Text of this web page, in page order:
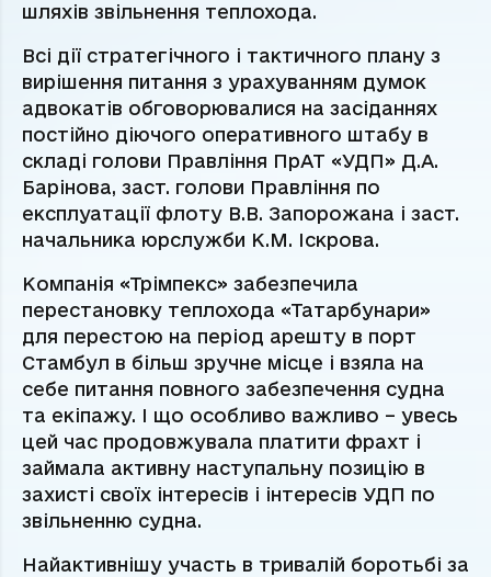
шляхів звільнення теплохода.
Всі дії стратегічного і тактичного плану з
вирішення питання з урахуванням думок
адвокатів обговорювалися на засіданнях
постійно діючого оперативного штабу в
складі голови Правління ПрАТ «УДП» Д.А.
Барінова, заст. голови Правління по
експлуатації флоту В.В. Запорожана і заст.
начальника юрслужби К.М. Іскрова.
Компанія «Трімпекс» забезпечила
перестановку теплохода «Татарбунари»
для перестою на період арешту в порт
Стамбул в більш зручне місце і взяла на
себе питання повного забезпечення судна
та екіпажу. І що особливо важливо – увесь
цей час продовжувала платити фрахт і
займала активну наступальну позицію в
захисті своїх інтересів і інтересів УДП по
звільненню судна.
Найактивнішу участь в тривалій боротьбі за